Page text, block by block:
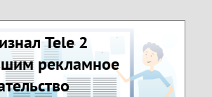
Tele 2
рекламное